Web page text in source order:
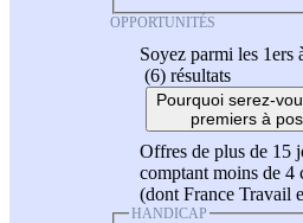
OPPORTUNITÉS
Soyez parmi les 1ers
(6) résultats
Pourquoi serez-
premiers à
Offres de plus de 15
comptant moins de 4
(dont France Travail
HANDICAP